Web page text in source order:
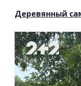
Деревянный